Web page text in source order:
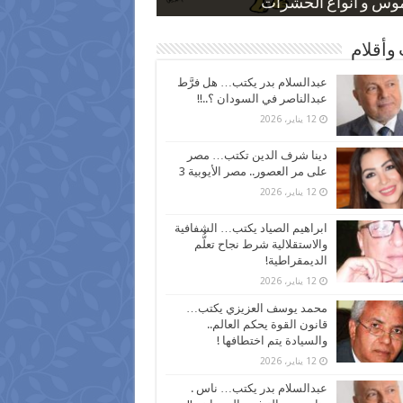
و أنواع الحشرات
بعد ارتفاع الأسعار
نسبة الطلاق في مصر
كاركاتيرية
كاركاتيرية
وأقلام
عبدالسلام بدر يكتب… هل فرَّط
عبدالناصر في السودان ؟..!!
12 يناير، 2026
دينا شرف الدين تكتب… مصر
على مر العصور.. مصر الأيوبية 3
12 يناير، 2026
ابراهيم الصياد يكتب… الشفافية
والاستقلالية شرط نجاح تعلُّم
الديمقراطية!
12 يناير، 2026
محمد يوسف العزيزي يكتب…
قانون القوة يحكم العالم..
والسيادة يتم اختطافها !
12 يناير، 2026
عبدالسلام بدر يكتب… ناس .